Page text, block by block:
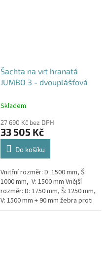
Šachta na vrt hranatá
JUMBO 3 - dvouplášťová
Skladem
27 690 Kč bez DPH
33 505 Kč
Do košíku
Vnitřní rozměr: D: 1500 mm, Š:
1000 mm, V: 1500 mm Vnější
rozměr: D: 1750 mm, Š: 1250 mm,
V: 1500 mm + 90 mm žebra proti
spodní vodě + komínek